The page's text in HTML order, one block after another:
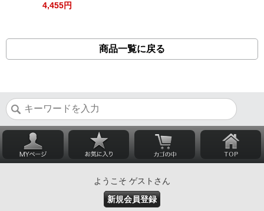
4,455円
商品一覧に戻る
ようこそ ゲストさん
新規会員登録